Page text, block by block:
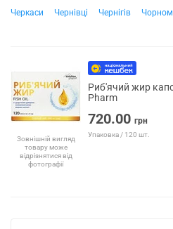
Черкаси
Чернівці Чернігів
Зовнішній вигляд
товару може
відрізнятися від
фотографії
Риб'ячий жир
Pharm
720.00 грн
Упаковка / 120 шт.